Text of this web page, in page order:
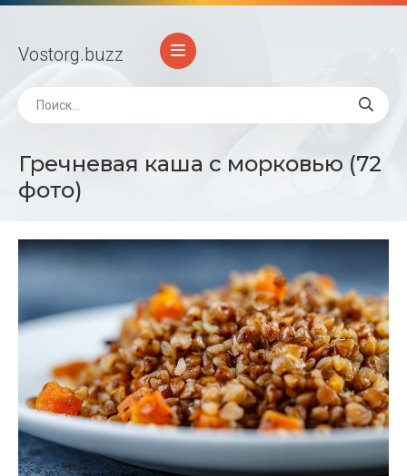
Vostorg.buzz
Гречневая каша с морковью (72
фото)